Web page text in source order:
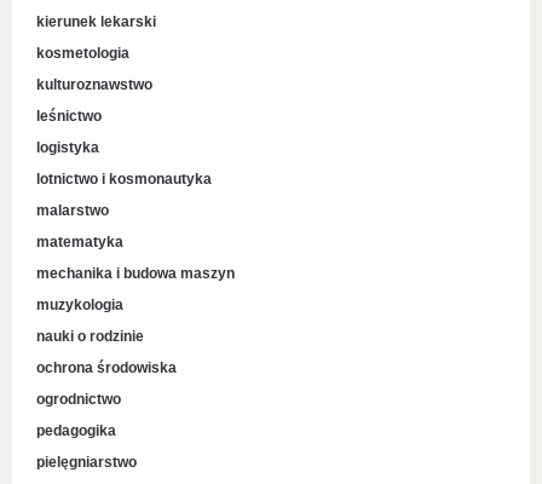
kierunek lekarski
kosmetologia
kulturoznawstwo
leśnictwo
logistyka
lotnictwo i kosmonautyka
malarstwo
matematyka
mechanika i budowa maszyn
muzykologia
nauki o rodzinie
ochrona środowiska
ogrodnictwo
pedagogika
pielęgniarstwo